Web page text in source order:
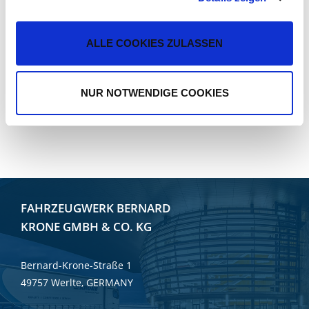
ALLE COOKIES ZULASSEN
NUR NOTWENDIGE COOKIES
проверенные временем серийные компоненты других
производителей качественной продукции. Вы
оснащением и уверенность в том, что всегда и везде
получите необходимую запасную часть в случае
ремонта.
FAHRZEUGWERK BERNARD
KRONE GMBH & CO. KG
Bernard-Krone-Straße 1
49757 Werlte, GERMANY